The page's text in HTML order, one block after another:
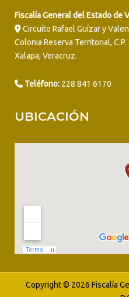
Fiscalía General del Estado de
Circuito Rafael Guízar y
Colonia Reserva Territorial,
Xalapa, Veracruz.
Teléfono: 228 841 6170
UBICACIÓN
Copyright © 2026 Fiscalía